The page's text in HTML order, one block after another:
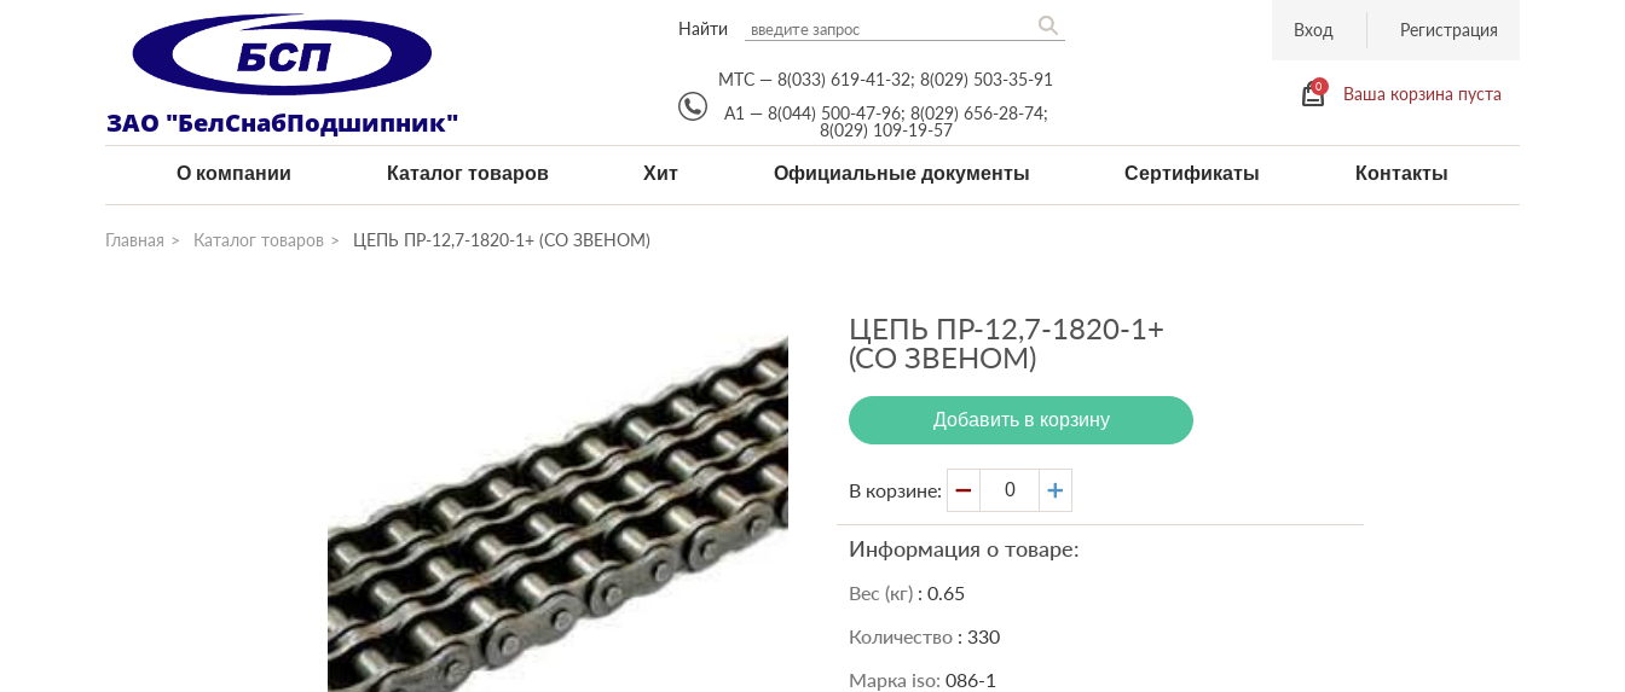
ЗАО "БелСнабПодшипник"
Найти
МТС —8(033) 619-41-32;8(029) 503-35-91
А1 — 8(044) 500-47-96; 8(029) 656-28-74;
8(029) 109-19-57
Вход Регистрация
0 Ваша корзина пуста
О компании Каталог товаров Хит Официальные документы Сертификаты Контакты
Главная Каталог товаров ЦЕПЬ ПР-12,7-1820-1+ (СО ЗВЕНОМ)
ЦЕПЬ ПР-12,7-1820-1+
(СО ЗВЕНОМ)
Добавить в корзину
В корзине:
Информация о товаре:
Вес (кг) : 0.65
Количество : 330
Марка iso: 086-1